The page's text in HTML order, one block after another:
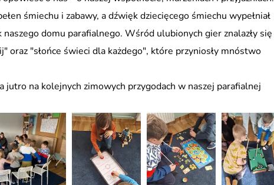
śmiechu i zabawy, a dźwięk dziecięcego śmiechu wypełniał
naszego domu parafialnego. Wśród ulubionych gier znalazły się
oraz "słońce świeci dla każdego", które przyniosły mnóstwo
jutro na kolejnych zimowych przygodach w naszej parafialnej